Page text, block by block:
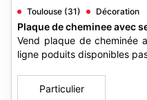
Toulouse (31) Décoration
Plaque de cheminee avec
Vend plaque de cheminée
ligne poduits disponibles
Particulier